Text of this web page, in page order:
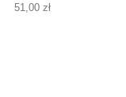
51,00 zł